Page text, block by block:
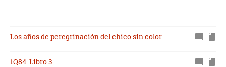
Los años de peregrinación del chico sin color
1Q84. Libro 3